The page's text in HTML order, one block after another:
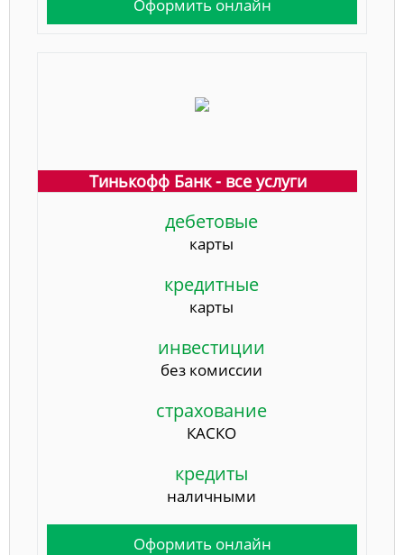
Оформить онлайн
Тинькофф Банк - все услуги
дебетовые
карты
кредитные
карты
инвестиции
без комиссии
страхование
КАСКО
кредиты
наличными
Оформить онлайн